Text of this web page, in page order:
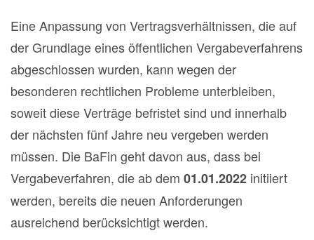
Eine Anpassung von Vertragsverhältnissen, die auf
der Grundlage eines öffentlichen Vergabeverfahrens
abgeschlossen wurden, kann wegen der
besonderen rechtlichen Probleme unterbleiben,
soweit diese Verträge befristet sind und innerhalb
der nächsten fünf Jahre neu vergeben werden
müssen. Die BaFin geht davon aus, dass bei
Vergabeverfahren, die ab dem 01.01.2022 initiiert
werden, bereits die neuen Anforderungen
ausreichend berücksichtigt werden.